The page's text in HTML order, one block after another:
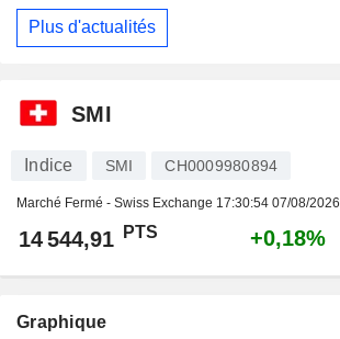
Plus d'actualités
SMI
Indice SMI CH0009980894
Marché Fermé - Swiss Exchange 17:30:54 07/08/2026
14 544,91 PTS +0,18%
Graphique